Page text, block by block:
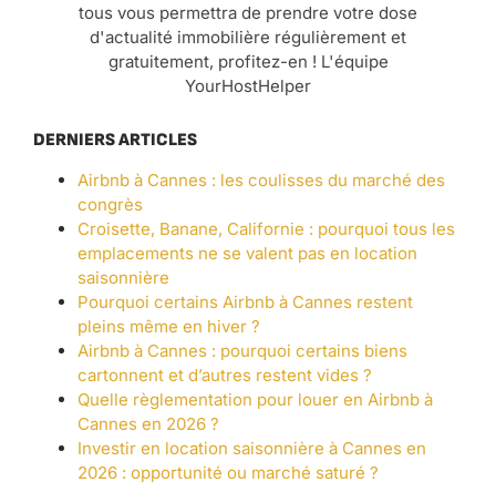
tous vous permettra de prendre votre dose
d'actualité immobilière régulièrement et
gratuitement, profitez-en ! L'équipe
YourHostHelper
DERNIERS ARTICLES
Airbnb à Cannes : les coulisses du marché des
congrès
Croisette, Banane, Californie : pourquoi tous les
emplacements ne se valent pas en location
saisonnière
Pourquoi certains Airbnb à Cannes restent
pleins même en hiver ?
Airbnb à Cannes : pourquoi certains biens
cartonnent et d’autres restent vides ?
Quelle règlementation pour louer en Airbnb à
Cannes en 2026 ?
Investir en location saisonnière à Cannes en
2026 : opportunité ou marché saturé ?